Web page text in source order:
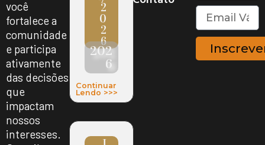
você
fortalece a
comunidade
e participa
ativamente
das decisões
que
impactam
nossos
interesses.
2
0
2
6
202
6
Continuar
Lendo >>>